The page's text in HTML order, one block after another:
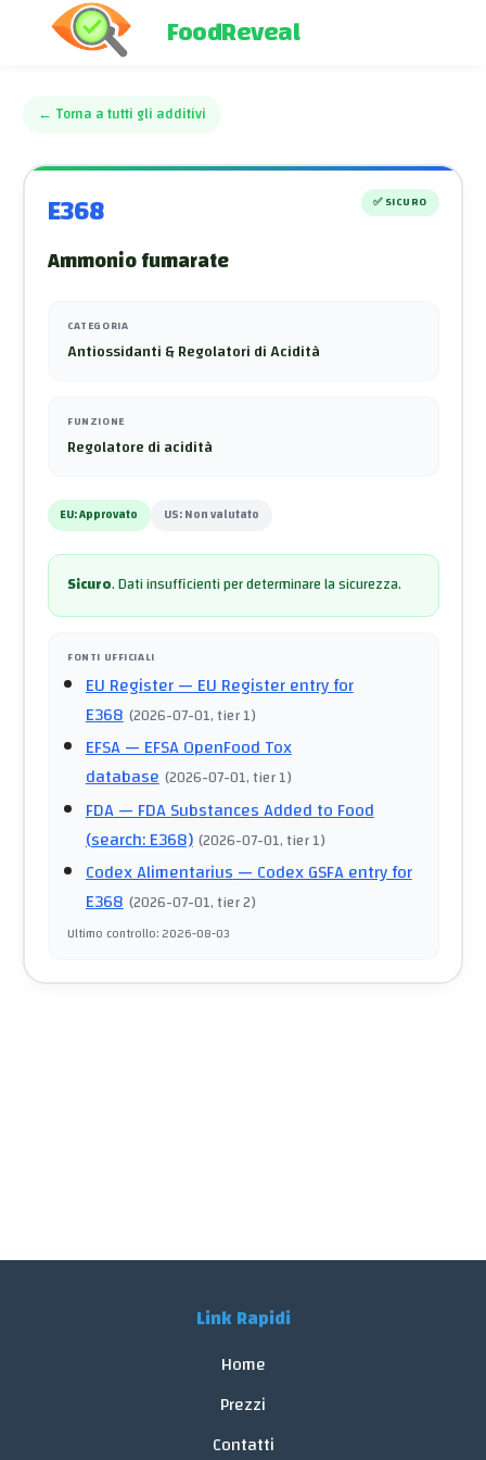
FoodReveal
← Torna a tutti gli additivi
E368 ✅SICURO
Ammonio fumarate
CATEGORIA
Antiossidanti & Regolatori di Acidità
FUNZIONE
Regolatore di acidità
EU:Approvato US:Non valutato
Sicuro.Dati insufficienti per determinare la sicurezza.
FONTI UFFICIALI
EU Register— EU Register entry for
E368 (2026-07-01, tier 1)
EFSA— EFSA OpenFood Tox
database (2026-07-01, tier 1)
FDA— FDA Substances Added to Food
(search: E368) (2026-07-01, tier 1)
Codex Alimentarius— Codex GSFA entry for
E368 (2026-07-01, tier 2)
Ultimo controllo:2026-08-03
Link Rapidi
Home
Prezzi
Contatti